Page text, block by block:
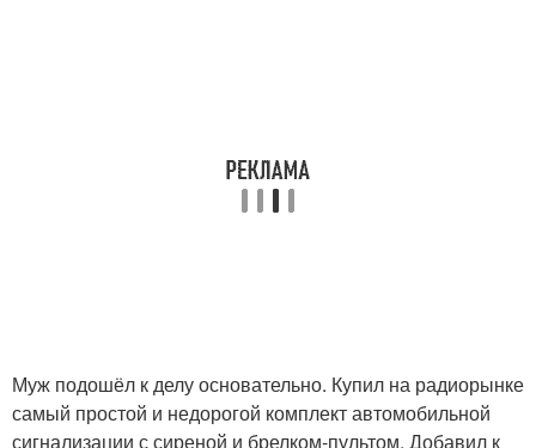
Муж подошёл к делу основательно. Купил на радиорынке
самый простой и недорогой комплект автомобильной
сигнализации с сиреной и брелком-пультом. Добавил к